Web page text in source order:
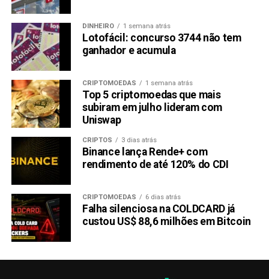
DINHEIRO 1 semana atrás
Lotofácil: concurso 3744 não tem
ganhador e acumula
CRIPTOMOEDAS 1 semana atrás
Top 5 criptomoedas que mais
subiram em julho lideram com
Uniswap
CRIPTOS 3 dias atrás
Binance lança Rende+ com
rendimento de até 120% do CDI
CRIPTOMOEDAS 6 dias atrás
Falha silenciosa na COLDCARD já
custou US$ 88,6 milhões em Bitcoin